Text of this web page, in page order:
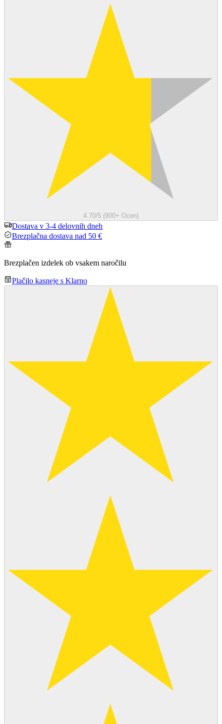
4.70/5 (900+ Ocen)
Dostava v 3-4 delovnih dneh
Brezplačna dostava nad 50 €
Brezplačen izdelek ob vsakem naročilu
Plačilo kasneje s Klarno